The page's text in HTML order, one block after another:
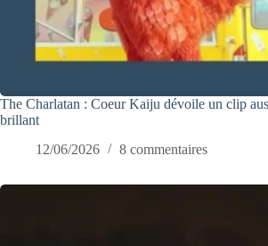
The Charlatan : Coeur Kaiju dévoile un clip
brillant
12/06/2026
8 commentaires